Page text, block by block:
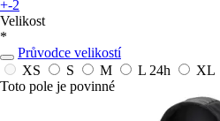
+-2
Velikost
*
Průvodce velikostí
XS
S M L 24h XL
Toto pole je povinné